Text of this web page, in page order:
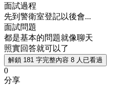
面試過程
先到警衛室登記以後會...
面試問題
都是基本的問題就像聊天
照實回答就可以了
解鎖 181 字完整內容 8 人已看過
0
分享